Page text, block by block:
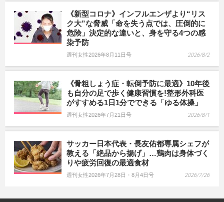
《新型コロナ》インフルエンザより“リス
ク大”な脅威「命を失う点では、圧倒的に
危険」決定的な違いと、身を守る4つの感
染予防
週刊女性2026年8月11日号 2026/8/2
《骨粗しょう症・転倒予防に最適》10年後
も自分の足で歩く健康習慣を!整形外科医
がすすめる1日1分でできる「ゆる体操」
週刊女性2026年7月21日号 2026/8/1
サッカー日本代表・長友佑都専属シェフが
教える「絶品から揚げ」…鶏肉は身体づく
りや疲労回復の最適食材
週刊女性2026年7月28日・8月4日号 2026/7/26